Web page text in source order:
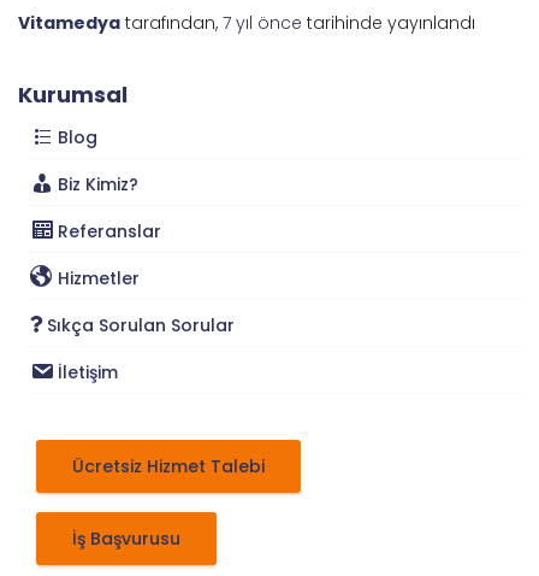
Vitamedya tarafından, 7 yıl önce tarihinde yayınlandı
Kurumsal
Blog
Biz Kimiz?
Referanslar
Hizmetler
Sıkça Sorulan Sorular
İletişim
Ücretsiz Hizmet Talebi
İş Başvurusu